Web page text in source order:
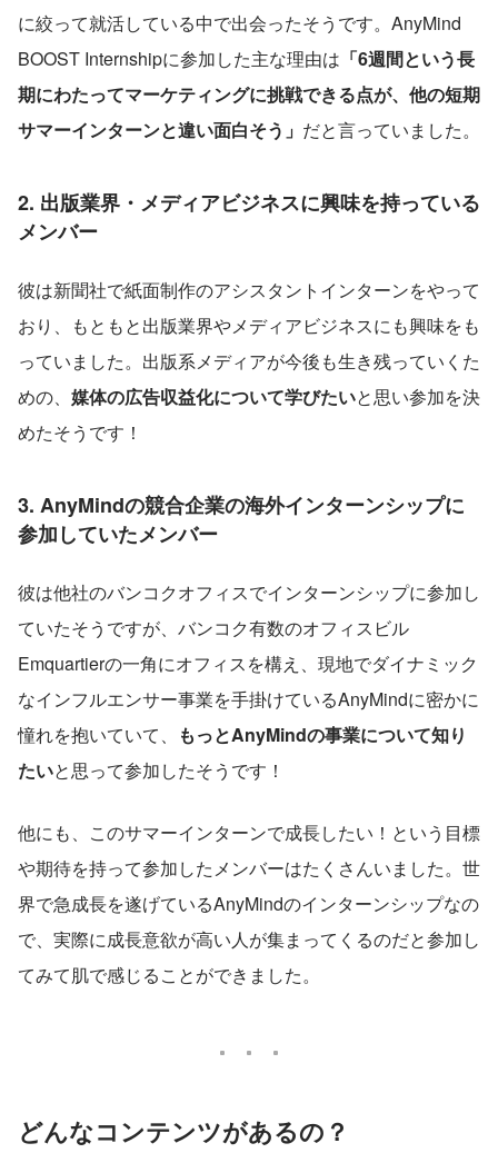
に絞って就活している中で出会ったそうです。AnyMind
BOOST Internshipに参加した主な理由は 「6週間という長
期にわたってマーケティングに挑戦できる点が、他の短期
サマーインターンと違い面白そう」 だと言っていました。
2. 出版業界・メディアビジネスに興味を持っている
メンバー
彼は新聞社で紙面制作のアシスタントインターンをやって
おり、もともと出版業界やメディアビジネスにも興味をも
っていました。出版系メディアが今後も生き残っていくた
めの、 媒体の広告収益化について学びたいと思い参加を決
めたそうです！
3. AnyMindの競合企業の海外インターンシップに
参加していたメンバー
彼は他社のバンコクオフィスでインターンシップに参加し
ていたそうですが、バンコク有数のオフィスビル
Emquartierの一角にオフィスを構え、現地でダイナミック
なインフルエンサー事業を手掛けているAnyMindに密かに
憧れを抱いていて、
もっとAnyMindの事業について知り
たいと思って参加したそうです！
他にも、このサマーインターンで成長したい！という目標
や期待を持って参加したメンバーはたくさんいました。世
界で急成長を遂げているAnyMindのインターンシップなの
で、実際に成長意欲が高い人が集まってくるのだと参加し
てみて肌で感じることができました。
どんなコンテンツがあるの？